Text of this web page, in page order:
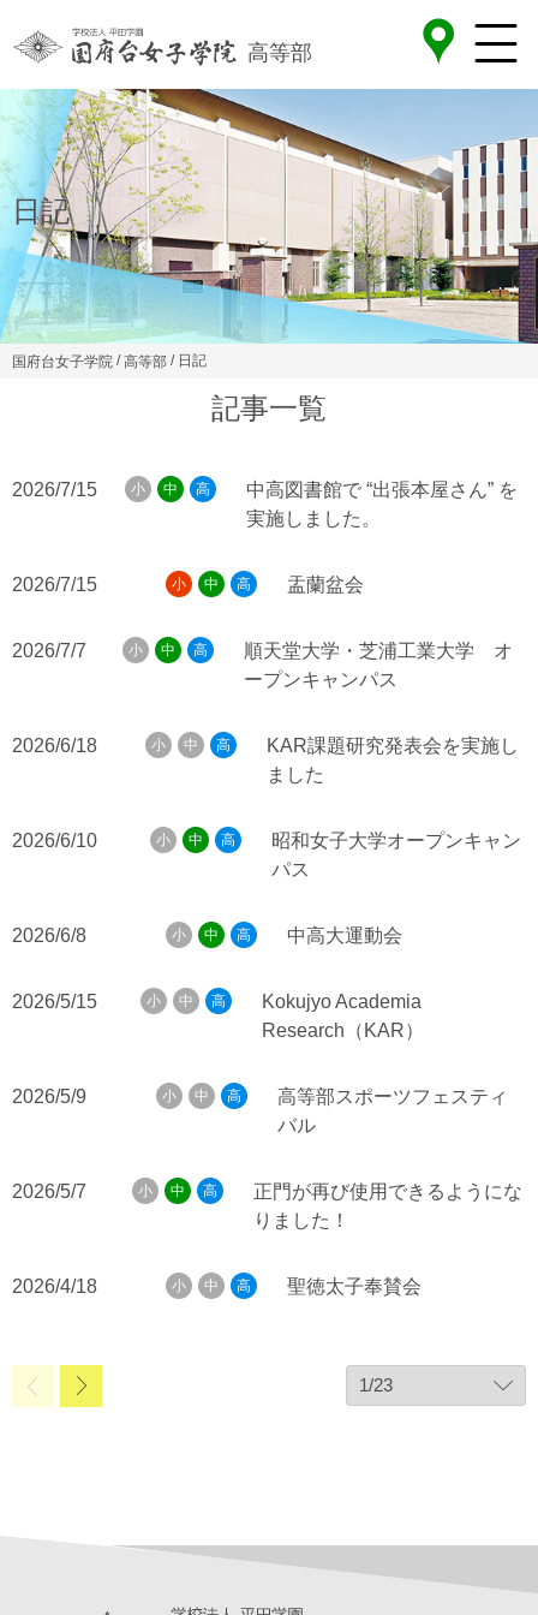
高等部
日記
国府台女子学院 /高等部 / 日記
記事一覧
2026/7/15 小 中 高
中高図書館で “出張本屋さん” を
実施しました。
2026/7/15 小 中 高 盂蘭盆会
2026/7/7 小 中 高
順天堂大学・芝浦工業大学 オ
ープンキャンパス
2026/6/18 小 中 高
KAR課題研究発表会を実施し
ました
2026/6/10 小 中 高
昭和女子大学オープンキャン
パス
2026/6/8 小 中 高 中高大運動会
2026/5/15 小 中 高
Kokujyo Academia
Research（KAR）
2026/5/9 小 中 高
高等部スポーツフェスティ
バル
2026/5/7 小 中 高
正門が再び使用できるようにな
りました！
2026/4/18 小 中 高 聖徳太子奉賛会